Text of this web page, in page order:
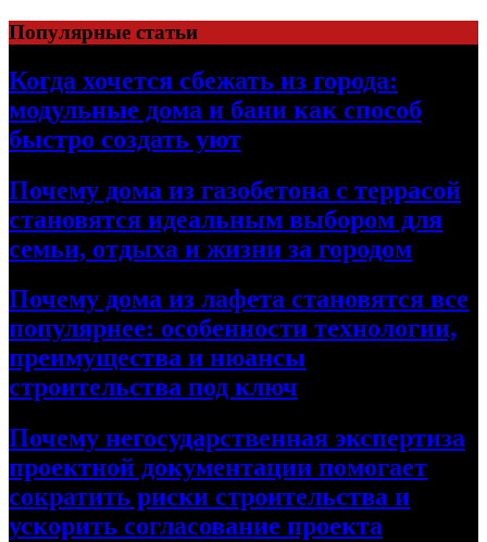
Перейти
к
содержимому
Популярные статьи
Когда хочется сбежать из города:
модульные дома и бани как способ
быстро создать уют
Почему дома из газобетона с террасой
становятся идеальным выбором для
семьи, отдыха и жизни за городом
Почему дома из лафета становятся все
популярнее: особенности технологии,
преимущества и нюансы
строительства под ключ
Почему негосударственная экспертиза
проектной документации помогает
сократить риски строительства и
ускорить согласование проекта